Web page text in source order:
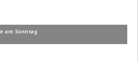
am Sonntag